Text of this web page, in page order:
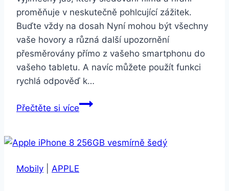
proměňuje v neskutečně pohlcující zážitek.
Buďte vždy na dosah Nyní mohou být všechny
vaše hovory a různá další upozornění
přesměrovány přímo z vašeho smartphonu do
vašeho tabletu. A navíc můžete použít funkci
rychlá odpověď k…
Přečtěte si víceSamsung
A
WiFi
Mobily APPLE